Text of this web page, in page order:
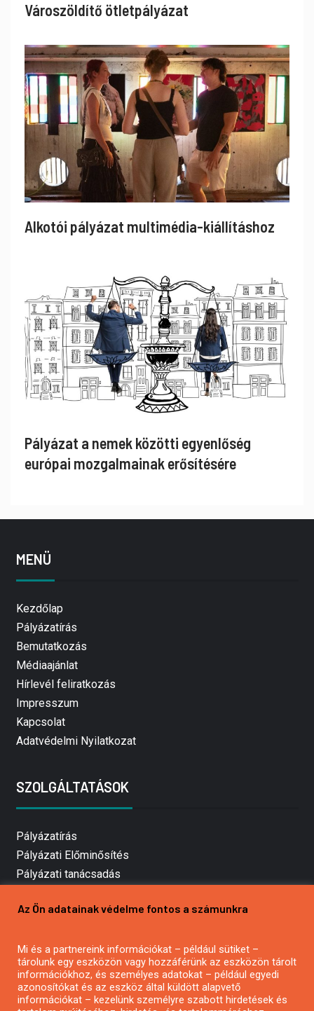
Városzöldítő ötletpályázat
Alkotói pályázat multimédia-kiállításhoz
Pályázat a nemek közötti egyenlőség
európai mozgalmainak erősítésére
MENÜ
Kezdőlap
Pályázatírás
Bemutatkozás
Médiaajánlat
Hírlevél feliratkozás
Impresszum
Kapcsolat
Adatvédelmi Nyilatkozat
SZOLGÁLTATÁSOK
Pályázatírás
Pályázati Előminősítés
Pályázati tanácsadás
Mezőgazdasági pályázatírás
Pályázatírás civil szervezeteknek
Pályázatírás önkormányzatoknak
Pályázatfigyelés
Specifikus pályázatfigyelés vagy hírlevél
Az Ön adatainak védelme fontos a számunkra
Mi és a partnereink információkat – például sütiket –
tárolunk egy eszközön vagy hozzáférünk az eszközön tárolt
információkhoz, és személyes adatokat – például egyedi
azonosítókat és az eszköz által küldött alapvető
információkat – kezelünk személyre szabott hirdetések és